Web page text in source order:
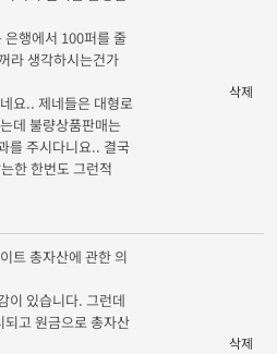
행에서 100퍼를 줄
라 생각하시는건가
요.. 제네들은 대형로
데 불량상품판매는
를 주시다니요.. 결국
한 한번도 그런적
삭제
트 총자산에 관한 의
이 있습니다. 그런데
고 원금으로 총자산
삭제